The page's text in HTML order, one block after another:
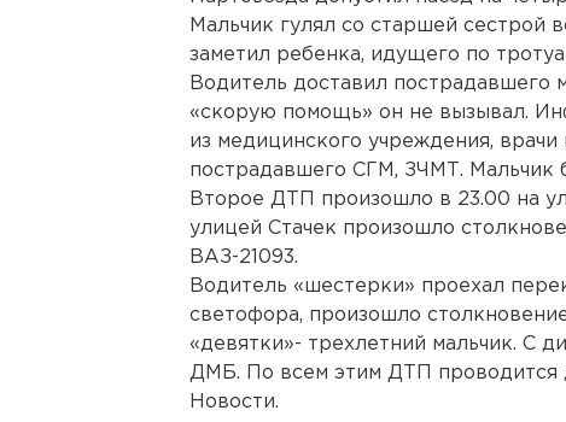
Мальчик гулял со старшей сестрой
заметил ребенка, идущего по
Водитель доставил пострадавшего
«скорую помощь» он не вызывал.
из медицинского учреждения, врачи
пострадавшего СГМ, ЗЧМТ. Мальчик
Второе ДТП произошло в 23.00 на
улицей Стачек произошло
ВАЗ-21093.
Водитель «шестерки» проехал
светофора, произошло
«девятки»- трехлетний мальчик. С
ДМБ. По всем этим ДТП проводится
Новости.